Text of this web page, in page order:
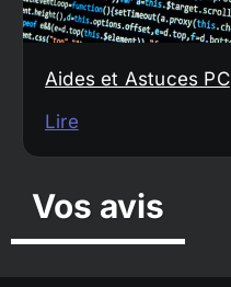
Aides et Astuces PC
Lire
Vos avis